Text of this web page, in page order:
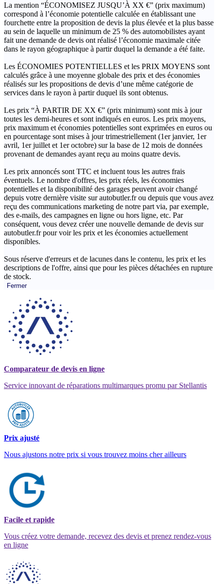
La mention “ÉCONOMISEZ JUSQU’À XX €” (prix maximum)
correspond à l’économie potentielle calculée en établissant une
fourchette entre la proposition de devis la plus élevée et la plus basse
au sein de laquelle un minimum de 25 % des automobilistes ayant
fait une demande de devis ont réalisé l’économie maximale citée
dans le rayon géographique à partir duquel la demande a été faite.
Les ÉCONOMIES POTENTIELLES et les PRIX MOYENS sont
calculés grâce à une moyenne globale des prix et des économies
réalisés sur les propositions de devis d’une même catégorie de
services dans le rayon à partir duquel ils sont obtenus.
Les prix “À PARTIR DE XX €” (prix minimum) sont mis à jour
toutes les demi-heures et sont indiqués en euros. Les prix moyens,
prix maximum et économies potentielles sont exprimées en euros ou
en pourcentage sont mises à jour trimestriellement (1er janvier, 1er
avril, 1er juillet et 1er octobre) sur la base de 12 mois de données
provenant de demandes ayant reçu au moins quatre devis.
Les prix annoncés sont TTC et incluent tous les autres frais
éventuels. Le nombre d'offres, les prix réels, les économies
potentielles et la disponibilité des garages peuvent avoir changé
depuis votre dernière visite sur autobutler.fr ou depuis que vous avez
reçu des communications marketing de notre part via, par exemple,
des e-mails, des campagnes en ligne ou hors ligne, etc. Par
conséquent, vous devez créer une nouvelle demande de devis sur
autobutler.fr pour voir les prix et les économies actuellement
disponibles.
Sous réserve d'erreurs et de lacunes dans le contenu, les prix et les
descriptions de l'offre, ainsi que pour les pièces détachées en rupture
de stock.
Fermer
Comparateur de devis en ligne
Service innovant de réparations multimarques promu par Stellantis
Prix ajusté
Nous ajustons notre prix si vous trouvez moins cher ailleurs
Facile et rapide
Vous créez votre demande, recevez des devis et prenez rendez-vous
en ligne